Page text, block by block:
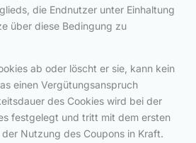
die Endnutzer unter Einhaltung
über diese Bedingung zu
ab oder löscht er sie, kann kein
einen Vergütungsanspruch
des Cookies wird bei der
festgelegt und tritt mit dem ersten
Nutzung des Coupons in Kraft.